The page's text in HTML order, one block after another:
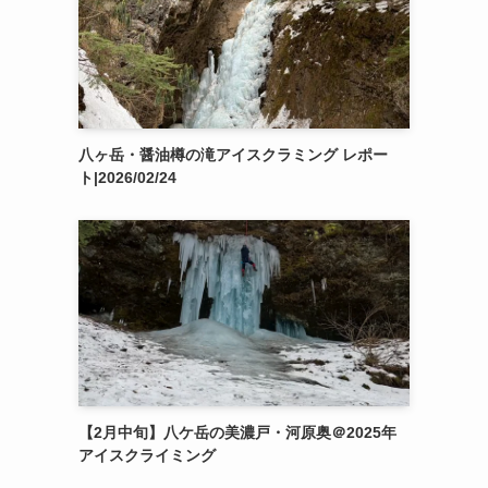
八ヶ岳・醤油樽の滝アイスクラミング レポー
ト|2026/02/24
【2月中旬】八ケ岳の美濃戸・河原奥＠2025年
アイスクライミング